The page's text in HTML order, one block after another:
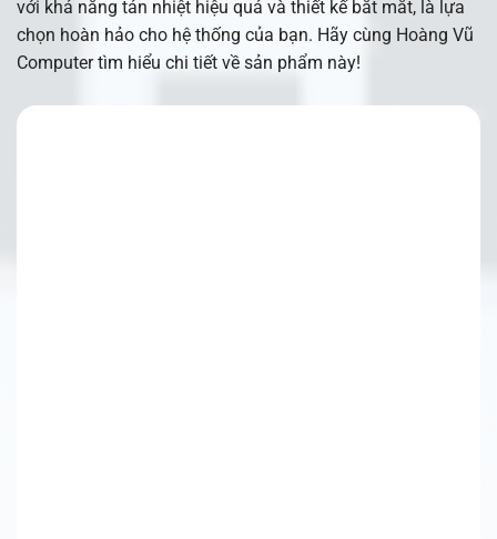
với khả năng tản nhiệt hiệu quả và thiết kế bắt mắt, là lựa
chọn hoàn hảo cho hệ thống của bạn. Hãy cùng Hoàng Vũ
Computer tìm hiểu chi tiết về sản phẩm này!